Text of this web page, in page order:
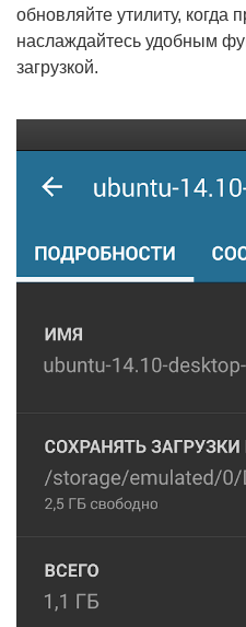
обновляйте утилиту, когда
наслаждайтесь удобным
загрузкой.